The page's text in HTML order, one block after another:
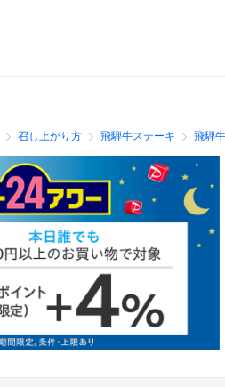
召し上がり方 飛騨牛ステーキ 飛騨